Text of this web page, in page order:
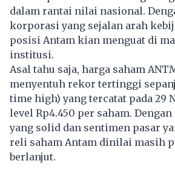
dalam rantai nilai nasional.
korporasi yang sejalan arah
posisi Antam kian menguat di
institusi.
Asal tahu saja, harga saham
menyentuh rekor tertinggi
time high) yang tercatat pada 29
level Rp4.450 per saham.
yang solid dan sentimen pasar
reli saham Antam dinilai masih
berlanjut.